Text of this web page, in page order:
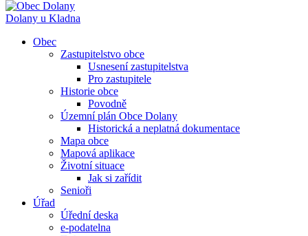
Dolany u Kladna
Obec
Zastupitelstvo obce
Usnesení zastupitelstva
Pro zastupitele
Historie obce
Povodně
Územní plán Obce Dolany
Historická a neplatná dokumentace
Mapa obce
Mapová aplikace
Životní situace
Jak si zařídit
Senioři
Úřad
Úřední deska
e-podatelna